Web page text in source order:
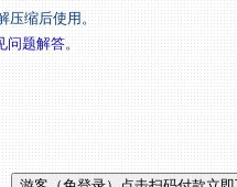
压缩后使用。
问题解答。